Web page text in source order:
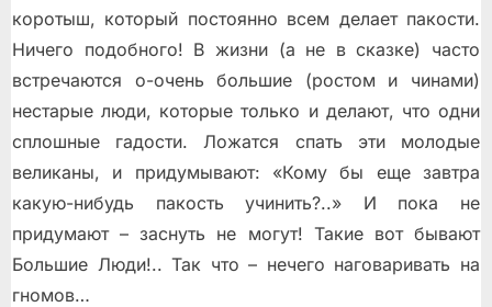
коротыш, который постоянно всем делает пакости.
Ничего подобного! В жизни (а не в сказке) часто
встречаются о-очень большие (ростом и чинами)
нестарые люди, которые только и делают, что одни
сплошные гадости. Ложатся спать эти молодые
великаны, и придумывают: «Кому бы еще завтра
какую-нибудь пакость учинить?..» И пока не
придумают – заснуть не могут! Такие вот бывают
Большие Люди!.. Так что – нечего наговаривать на
гномов…